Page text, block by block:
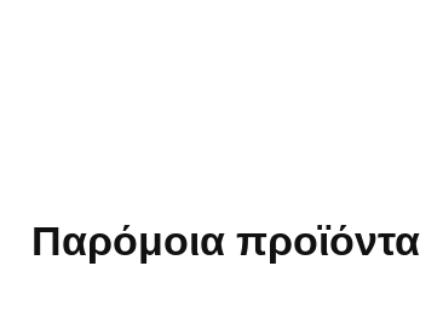
Παρόμοια προϊόντα